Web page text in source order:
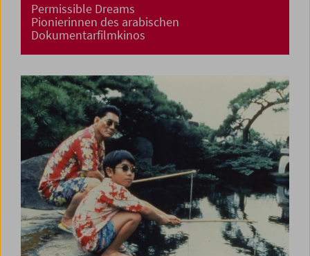
Permissible Dreams
Pionierinnen des arabischen
Dokumentarfilmkinos